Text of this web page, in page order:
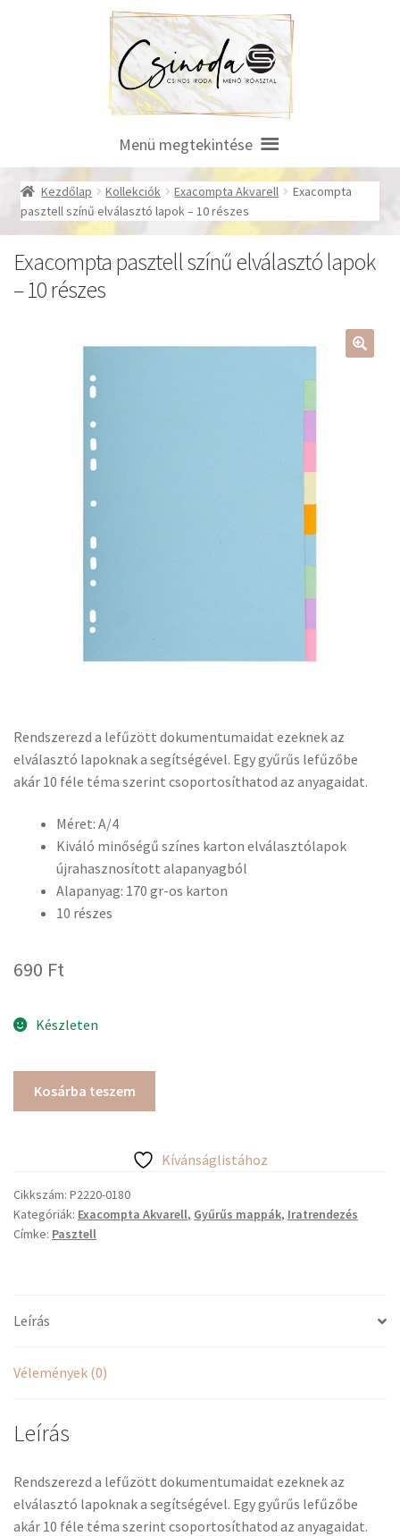
Menü megtekintése
Kezdőlap Kollekciók Exacompta Akvarell
Exacompta
pasztell színű elválasztó lapok – 10 részes
Exacompta pasztell színű elválasztó lapok
– 10 részes
Rendszerezd a lefűzött dokumentumaidat ezeknek az
elválasztó lapoknak a segítségével. Egy gyűrűs lefűzőbe
akár 10 féle téma szerint csoportosíthatod az anyagaidat.
Méret: A/4
Kiváló minőségű színes karton elválasztólapok
újrahasznosított alapanyagból
Alapanyag: 170 gr-os karton
10 részes
690 Ft
Készleten
Exacompta
-
10
részes
Kosárba teszem
Kívánságlistához
Cikkszám: P2220-0180
Kategóriák: Exacompta Akvarell, Gyűrűs mappák, Iratrendezés
Címke: Pasztell
Leírás
Vélemények (0)
Leírás
Rendszerezd a lefűzött dokumentumaidat ezeknek az
elválasztó lapoknak a segítségével. Egy gyűrűs lefűzőbe
akár 10 féle téma szerint csoportosíthatod az anyagaidat.